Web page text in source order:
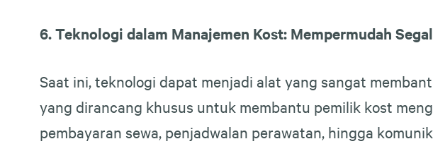
6. Teknologi dalam Manajemen Kost: Mempermudah
Saat ini, teknologi dapat menjadi alat yang sangat
yang dirancang khusus untuk membantu pemilik kost
pembayaran sewa, penjadwalan perawatan, hingga